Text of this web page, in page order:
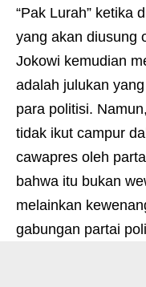
“Pak Lurah” ketika
yang akan diusung
Jokowi kemudian
adalah julukan
para politisi.
tidak ikut campur
cawapres oleh
bahwa itu bukan
melainkan
gabungan partai